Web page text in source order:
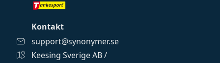
Kontakt
support@synonymer.se
Keesing Sverige AB /